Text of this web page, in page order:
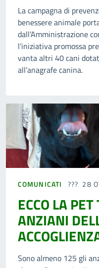
La campagna di
benessere animale
dall’Amministrazione
l’iniziativa promossa
vanta altri 40 cani
all’anagrafe canina.
COMUNICATI 28
ECCO LA
ANZIANI
Sono almeno 125 gli